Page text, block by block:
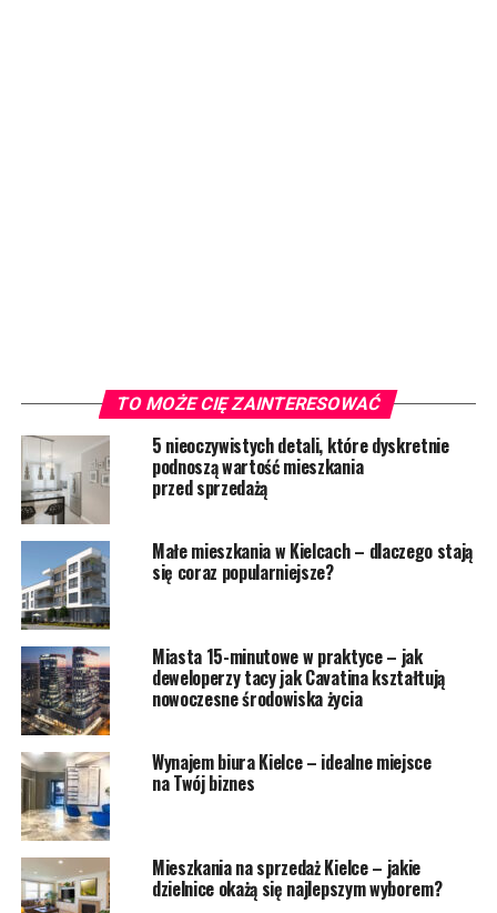
TO MOŻE CIĘ ZAINTERESOWAĆ
5 nieoczywistych detali, które dyskretnie
podnoszą wartość mieszkania
przed sprzedażą
Małe mieszkania w Kielcach – dlaczego stają
się coraz popularniejsze?
Miasta 15-minutowe w praktyce – jak
deweloperzy tacy jak Cavatina kształtują
nowoczesne środowiska życia
Wynajem biura Kielce – idealne miejsce
na Twój biznes
Mieszkania na sprzedaż Kielce – jakie
dzielnice okażą się najlepszym wyborem?